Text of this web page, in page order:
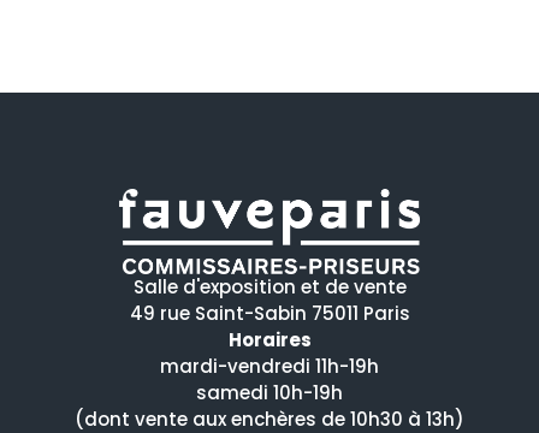
Salle d'exposition et de vente
49 rue Saint-Sabin 75011 Paris
Horaires
mardi-vendredi 11h-19h
samedi 10h-19h
(dont vente aux enchères de 10h30 à 13h)